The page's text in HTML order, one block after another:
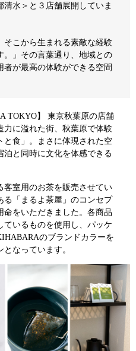
清水＞と３店舗展開していま
そこから生まれる素敵な経験
。」その言葉通り、地域との
が最高の体験ができる空間
TOKYO】 東京秋葉原の店舗
力に溢れた街、秋葉原で体験
と食」。まさに体現された空
泊と同時に文化を体感できる
客室用のお茶を販売させてい
る「まるよ茶屋」のコンセプ
命をいただきました。各商品
ているものを使用し、パッケ
のブランドカラーを
なっています。